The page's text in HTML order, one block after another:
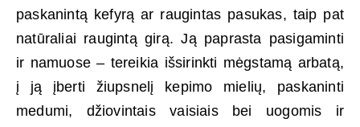
paskanintą kefyrą ar raugintas pasukas, taip pat
natūraliai raugintą girą. Ją paprasta pasigaminti
ir namuose – tereikia išsirinkti mėgstamą arbatą,
į ją įberti žiupsnelį kepimo mielių, paskaninti
medumi, džiovintais vaisiais bei uogomis ir